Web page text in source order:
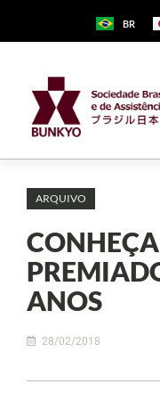
BR
ARQUIVO
ANOS
28/02/2018